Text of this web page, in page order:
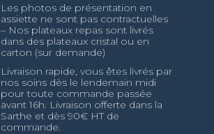
Les photos de présentation en
assiette ne sont pas contractuelles
– Nos plateaux repas sont livrés
dans des plateaux cristal ou en
carton (sur demande)
Livraison rapide, vous êtes livrés par
nos soins dès le lendemain midi
pour toute commande passée
avant 16h. Livraison offerte dans la
Sarthe et dès 90€ HT de
commande.